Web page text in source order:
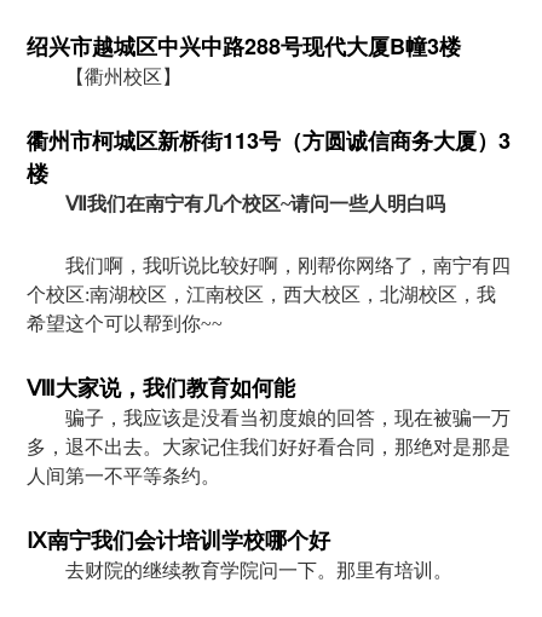
绍兴市越城区中兴中路288号现代大厦B幢3楼
【衢州校区】
衢州市柯城区新桥街113号（方圆诚信商务大厦）3
楼
Ⅶ我们在南宁有几个校区~请问一些人明白吗
我们啊，我听说比较好啊，刚帮你网络了，南宁有四
个校区:南湖校区，江南校区，西大校区，北湖校区，我
希望这个可以帮到你~~
Ⅷ大家说，我们教育如何能
骗子，我应该是没看当初度娘的回答，现在被骗一万
多，退不出去。大家记住我们好好看合同，那绝对是那是
人间第一不平等条约。
Ⅸ南宁我们会计培训学校哪个好
去财院的继续教育学院问一下。那里有培训。